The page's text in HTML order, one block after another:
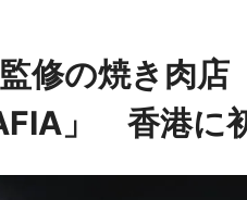
修の焼き肉
」 香港に